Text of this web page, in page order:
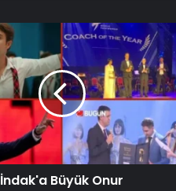
İndak'a Büyük Onur